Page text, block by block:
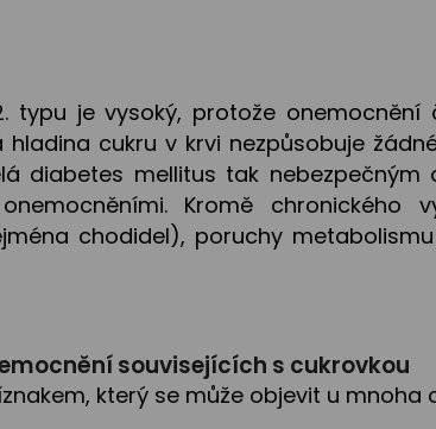
typu je vysoký, protože
cukru v krvi nezpůsobuje
diabetes mellitus tak nebezpečným
Kromě
chodidel), poruchy
souvisejících s cukrovkou
který se může objevit u mnoha